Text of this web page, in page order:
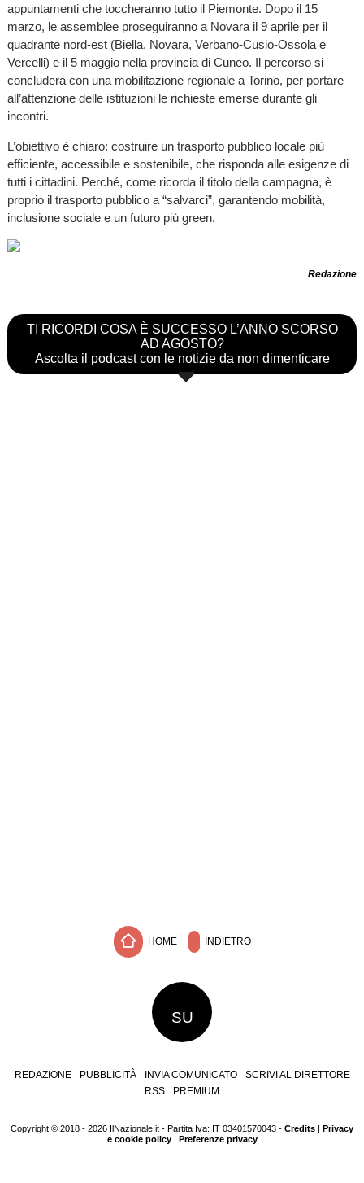
appuntamenti che toccheranno tutto il Piemonte. Dopo il 15
marzo, le assemblee proseguiranno a Novara il 9 aprile per il
quadrante nord-est (Biella, Novara, Verbano-Cusio-Ossola e
Vercelli) e il 5 maggio nella provincia di Cuneo. Il percorso si
concluderà con una mobilitazione regionale a Torino, per portare
all’attenzione delle istituzioni le richieste emerse durante gli
incontri.
L’obiettivo è chiaro: costruire un trasporto pubblico locale più
efficiente, accessibile e sostenibile, che risponda alle esigenze di
tutti i cittadini. Perché, come ricorda il titolo della campagna, è
proprio il trasporto pubblico a “salvarci”, garantendo mobilità,
inclusione sociale e un futuro più green.
Redazione
TI RICORDI COSA È SUCCESSO L’ANNO SCORSO
AD AGOSTO?
Ascolta il podcast con le notizie da non dimenticare
HOME INDIETRO
SU
REDAZIONE PUBBLICITÀ INVIA COMUNICATO
SCRIVI AL DIRETTORE
RSS
PREMIUM
Copyright © 2018 - 2026 IlNazionale.it - Partita Iva: IT 03401570043 - Credits
Privacy
e cookie policy| Preferenze privacy